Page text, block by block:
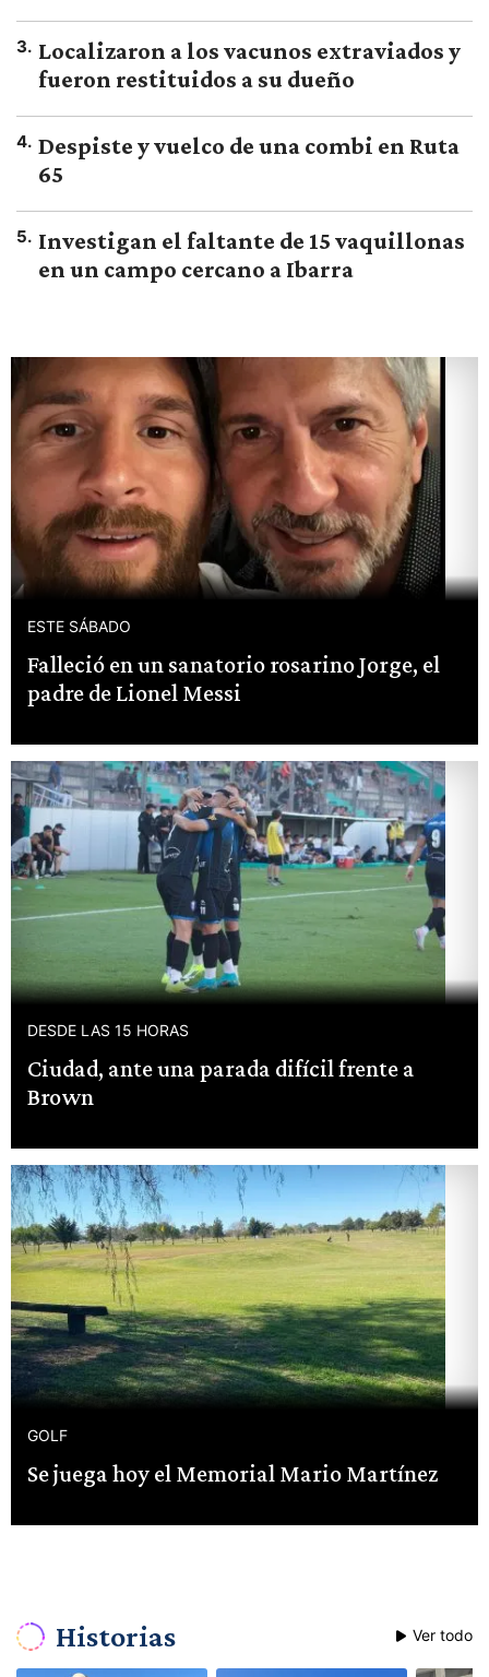
3. Localizaron a los vacunos extraviados y
fueron restituidos a su dueño
4. Despiste y vuelco de una combi en Ruta
65
5. Investigan el faltante de 15 vaquillonas
en un campo cercano a Ibarra
ESTE SÁBADO
Falleció en un sanatorio rosarino Jorge, el
padre de Lionel Messi
DESDE LAS 15 HORAS
Ciudad, ante una parada difícil frente a
Brown
GOLF
Se juega hoy el Memorial Mario Martínez
Historias Ver todo